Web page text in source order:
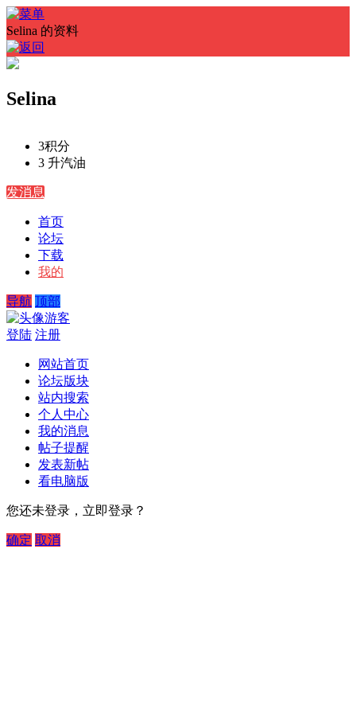
Selina 的资料
Selina
3积分
3 升汽油
发消息
首页
论坛
下载
我的
导航 顶部
游客
登陆 注册
网站首页
论坛版块
站内搜索
个人中心
我的消息
帖子提醒
发表新帖
看电脑版
您还未登录，立即登录？
确定 取消